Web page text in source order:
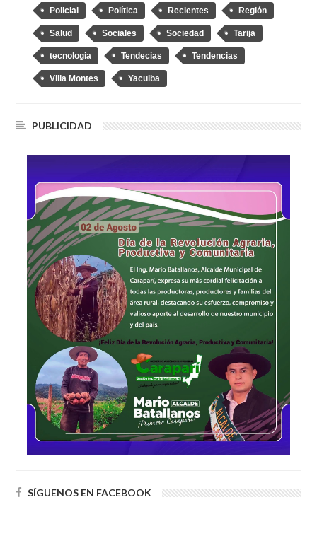
Policial Política Recientes Región
Salud Sociales Sociedad Tarija
tecnologia Tendecias Tendencias
Villa Montes Yacuiba
PUBLICIDAD
SÍGUENOS EN FACEBOOK